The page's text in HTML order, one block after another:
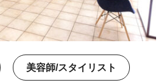
美容師/スタイリスト